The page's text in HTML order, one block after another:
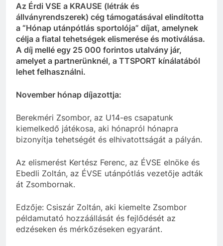
Az Érdi VSE a KRAUSE (létrák és
állványrendszerek) cég támogatásával elindította
a “Hónap utánpótlás sportolója” díjat, amelynek
célja a fiatal tehetségek elismerése és motiválása.
A díj mellé egy 25 000 forintos utalvány jár,
amelyet a partnerünknél, a TTSPORT kínálatából
lehet felhasználni.
November hónap díjazottja:
Berekméri Zsombor, az U14-es csapatunk
kiemelkedő játékosa, aki hónapról hónapra
bizonyítja tehetségét és elhivatottságát a pályán.
Az elismerést Kertész Ferenc, az ÉVSE elnöke és
Ebedli Zoltán, az ÉVSE utánpótlás vezetője adták
át Zsombornak.
Edzője: Csiszár Zoltán, aki kiemelte Zsombor
példamutató hozzáállását és fejlődését az
edzéseken és mérkőzéseken egyaránt.